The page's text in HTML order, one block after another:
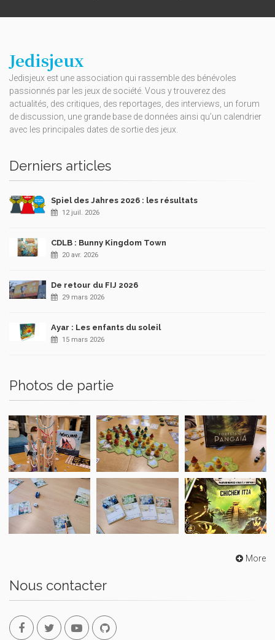
Jedisjeux
Jedisjeux est une association qui rassemble des bénévoles
passionnés par les jeux de société. Vous y trouverez des
actualités, des critiques, des reportages, des interviews, un forum
de discussion, une grande base de données ainsi qu’un calendrier
avec les principales dates de sortie des jeux.
Derniers articles
Spiel des Jahres 2026 : les résultats
12 juil. 2026
CDLB : Bunny Kingdom Town
20 avr. 2026
De retour du FIJ 2026
29 mars 2026
Ayar : Les enfants du soleil
15 mars 2026
Photos de partie
More
Nous contacter